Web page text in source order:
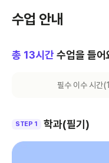
수업 안내
총 13시간 수업을 들어
필수 이수 시간(
STEP 1 학과(필기)